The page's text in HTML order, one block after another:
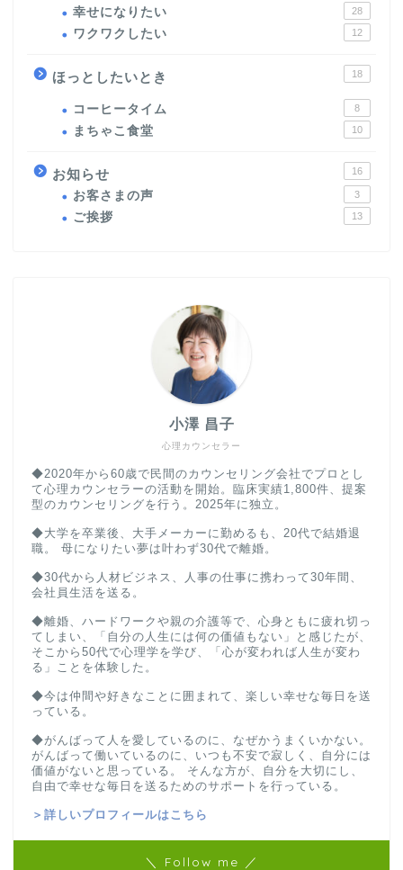
幸せになりたい 28
ワクワクしたい 12
ほっとしたいとき 18
コーヒータイム 8
まちゃこ食堂 10
お知らせ 16
お客さまの声 3
ご挨拶 13
心理カウンセラー
小澤 昌子
◆2020年から60歳で民間のカウンセリング会社でプロとし
て心理カウンセラーの活動を開始。臨床実績1,800件、提案
型のカウンセリングを行う。2025年に独立。
◆大学を卒業後、大手メーカーに勤めるも、20代で結婚退
職。 母になりたい夢は叶わず30代で離婚。
◆30代から人材ビジネス、人事の仕事に携わって30年間、
会社員生活を送る。
◆離婚、ハードワークや親の介護等で、心身ともに疲れ切っ
てしまい、「自分の人生には何の価値もない」と感じたが、
そこから50代で心理学を学び、「心が変われば人生が変わ
る」ことを体験した。
◆今は仲間や好きなことに囲まれて、楽しい幸せな毎日を送
っている。
◆がんばって人を愛しているのに、なぜかうまくいかない。
がんばって働いているのに、いつも不安で寂しく、自分には
価値がないと思っている。 そんな方が、自分を大切にし、
自由で幸せな毎日を送るためのサポートを行っている。
＞詳しいプロフィールはこちら
＼ Follow me ／